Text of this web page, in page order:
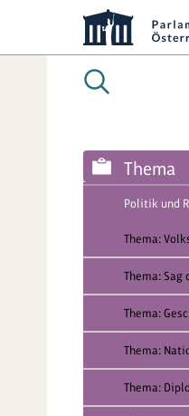
Thema
Politik und
Thema:
Thema: Sag
Thema:
Thema:
Thema: